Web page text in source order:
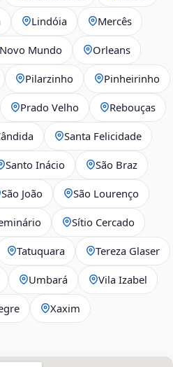
Lindóia Mercês
Novo Mundo Orleans
Pilarzinho Pinheirinho
Prado Velho Rebouças
Santa Felicidade
Santo Inácio São Braz
São João São Lourenço
Sítio Cercado
Tatuquara Tereza Glaser
Umbará Vila Izabel
Xaxim